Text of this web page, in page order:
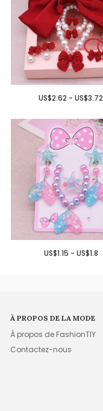
US$2.62 - US$3.72
US$1.15 - US$1.8
À PROPOS DE LA MODE
À propos de FashionTIY
Contactez-nous